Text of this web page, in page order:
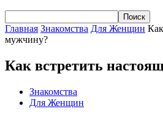
Главная Знакомства Для Женщин
мужчину?
Как встретить
Знакомства
Для Женщин